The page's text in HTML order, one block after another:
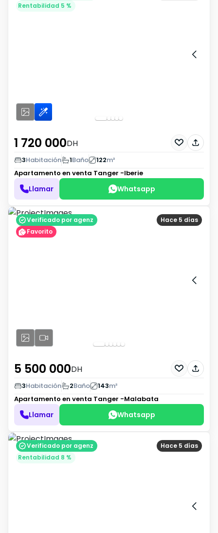
Rentabilidad 5 %
1 720 000DH
3Habitación 1Baño 122m²
Apartamento en venta Tanger -Iberie
Llamar Whatsapp
Hace 5 días
Verificado por agenz
Favorito
5 500 000DH
3Habitación 2Baño 143m²
Apartamento en venta Tanger -Malabata
Llamar Whatsapp
Hace 5 días
Verificado por agenz
Rentabilidad 8 %